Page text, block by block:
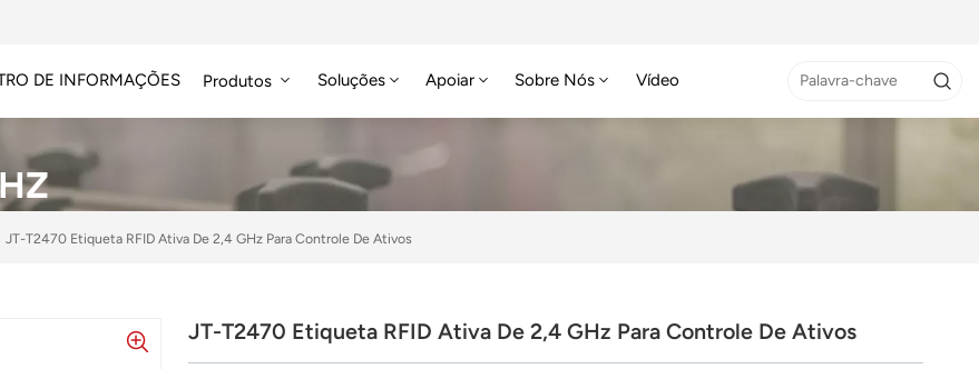
DE INFORMAÇÕES Produtos Soluções Apoiar Sobre Nós Vídeo
JT-T2470 Etiqueta RFID Ativa De 2,4 GHz Para Controle De Ativos
JT-T2470 Etiqueta RFID Ativa De 2,4 GHz Para Controle De Ativos